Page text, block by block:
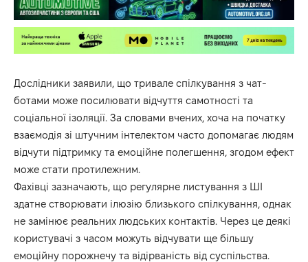
Дослідники заявили, що тривале спілкування з чат-
ботами може посилювати відчуття самотності та
соціальної ізоляції. За словами вчених, хоча на початку
взаємодія зі штучним інтелектом часто допомагає людям
відчути підтримку та емоційне полегшення, згодом ефект
може стати протилежним.
Фахівці зазначають, що регулярне листування з ШІ
здатне створювати ілюзію близького спілкування, однак
не замінює реальних людських контактів. Через це деякі
користувачі з часом можуть відчувати ще більшу
емоційну порожнечу та відірваність від суспільства.